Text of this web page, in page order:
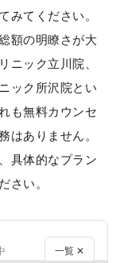
みてください。
額の明瞭さが大
ニック立川院、
ック所沢院とい
も無料カウンセ
はありません。
具体的なプラン
さい。
一覧 ✕